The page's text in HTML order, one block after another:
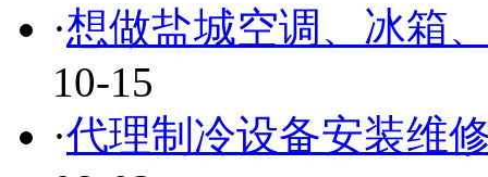
·想做盐城空调、冰箱
10-15
·代理制冷设备安装维